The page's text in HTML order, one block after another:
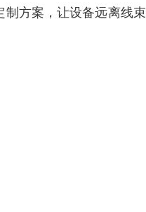
方案，让设备远离线